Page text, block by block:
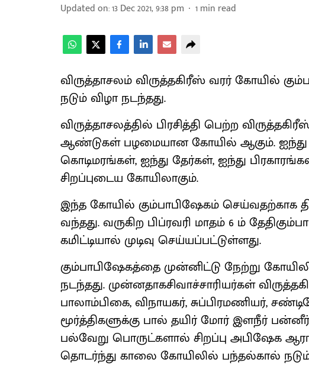
Updated on:13 Dec 2021, 9:38 pm 1min read
விருத்தாசலம் விருத்தகிரீஸ் வரர் கோயில்
நடும் விழா நடந்தது.
விருத்தாசலத்தில் பிரசித்தி பெற்ற
ஆண்டுகள் பழமையான கோயில் ஆகும். ஐந்து
கொடிமரங்கள், ஐந்து தேர்கள், ஐந்து
சிறப்புடைய கோயிலாகும்.
இந்த கோயில் கும்பாபிஷேகம் செய்வதற்காக
வந்தது. வருகிற பிப்ரவரி மாதம் 6 ம்
கமிட்டியால் முடிவு செய்யப்பட்டுள்ளது.
கும்பாபிஷேகத்தை முன்னிட்டு நேற்று
நடந்தது. முன்னதாகசிவாச்சாரியர்கள்
பாலாம்பிகை, விநாயகர், சுப்பிரமணியர்,
மூர்த்திகளுக்கு பால் தயிர் மோர் இளநீர்
பல்வேறு பொருட்களால் சிறப்பு அபிஷேக
தொடர்ந்து காலை கோயிலில் பந்தல்கால் நடும்